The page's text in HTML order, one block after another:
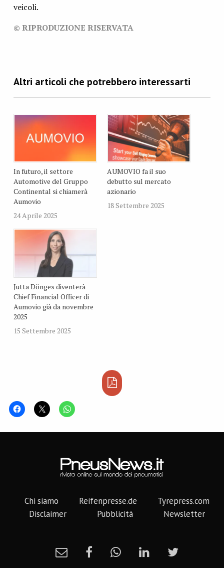
veicoli.
© RIPRODUZIONE RISERVATA
In futuro, il settore
Automotive del Gruppo
Continental si chiamerà
Aumovio
24 Aprile 2025
AUMOVIO fa il suo
debutto sul mercato
azionario
18 Settembre 2025
Jutta Dönges diventerà
Chief Financial Officer di
Aumovio già da novembre
2025
15 Settembre 2025
Chi siamo Reifenpresse.de
Tyrepress.com
Disclaimer
Pubblicità Newsletter